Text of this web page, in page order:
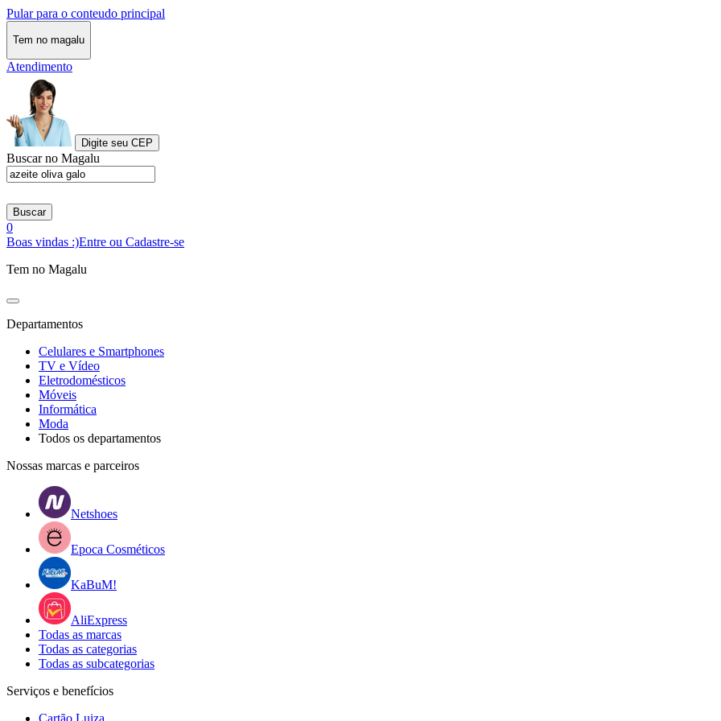
Pular para o conteudo principal
Tem no magalu
Atendimento
Digite seu CEP
Buscar no Magalu
Buscar
0
Boas vindas :)Entre ou Cadastre-se
Tem no Magalu
Departamentos
Celulares e Smartphones
TV e Vídeo
Eletrodomésticos
Móveis
Informática
Moda
Todos os departamentos
Nossas marcas e parceiros
Netshoes
Epoca Cosméticos
KaBuM!
AliExpress
Todas as marcas
Todas as categorias
Todas as subcategorias
Serviços e benefícios
Cartão Luiza